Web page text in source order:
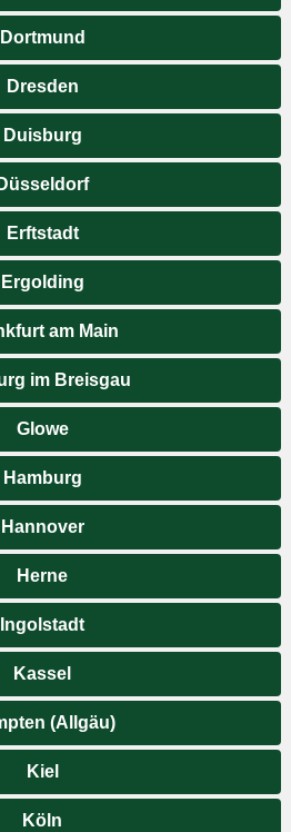
Dortmund
Dresden
Duisburg
Düsseldorf
Erftstadt
Ergolding
am Main
im Breisgau
Glowe
Hamburg
Hannover
Herne
Ingolstadt
Kassel
(Allgäu)
Kiel
Köln